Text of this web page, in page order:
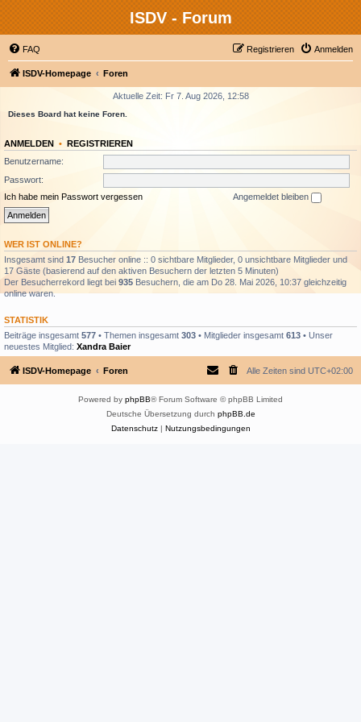
ISDV - Forum
FAQ Anmelden
Registrieren
ISDV-Homepage Foren
Aktuelle Zeit: Fr 7. Aug 2026, 12:58
Dieses Board hat keine Foren.
ANMELDEN • REGISTRIEREN
Benutzername:
Passwort:
Ich habe mein Passwort vergessen
Angemeldet bleiben
WER IST ONLINE?
Insgesamt sind 17 Besucher online :: 0 sichtbare Mitglieder, 0 unsichtbare Mitglieder und
17 Gäste (basierend auf den aktiven Besuchern der letzten 5 Minuten)
Der Besucherrekord liegt bei 935 Besuchern, die am Do 28. Mai 2026, 10:37 gleichzeitig
online waren.
STATISTIK
Beiträge insgesamt 577 • Themen insgesamt 303 • Mitglieder insgesamt 613 • Unser
neuestes Mitglied: Xandra Baier
ISDV-Homepage Foren Alle Zeiten sind UTC+02:00
Powered by phpBB® Forum Software © phpBB Limited
Deutsche Übersetzung durch phpBB.de
Datenschutz| Nutzungsbedingungen